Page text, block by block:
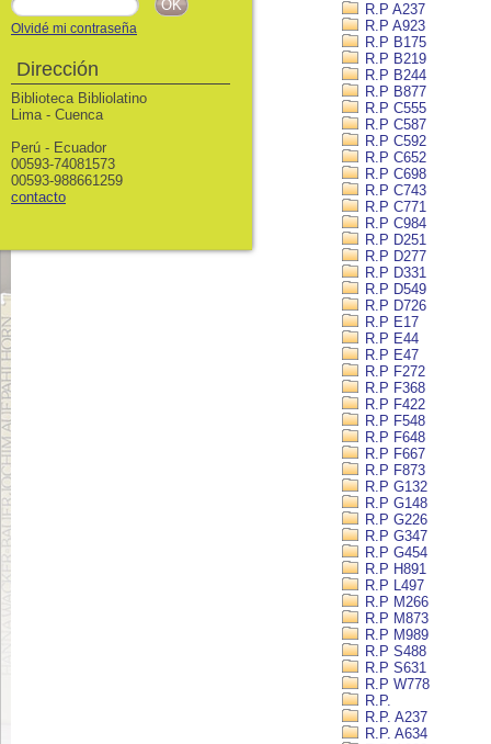
R.P A237
R.P A923
R.P B175
R.P B219
R.P B244
R.P B877
R.P C555
R.P C587
R.P C592
R.P C652
R.P C698
R.P C743
R.P C771
R.P C984
R.P D251
R.P D277
R.P D331
R.P D549
R.P D726
R.P E17
R.P E44
R.P E47
R.P F272
R.P F368
R.P F422
R.P F548
R.P F648
R.P F667
R.P F873
R.P G132
R.P G148
R.P G226
R.P G347
R.P G454
R.P H891
R.P L497
R.P M266
R.P M873
R.P M989
R.P S488
R.P S631
R.P W778
R.P.
R.P. A237
R.P. A634
Olvidé mi contraseña
Dirección
Biblioteca Bibliolatino
Lima - Cuenca
Perú - Ecuador
00593-74081573
00593-988661259
contacto